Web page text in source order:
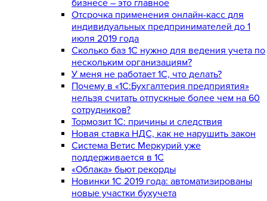
бизнесе – это главное
Отсрочка применения онлайн-касс для
индивидуальных предпринимателей до 1
июля 2019 года
Сколько баз 1C нужно для ведения учета по
нескольким организациям?
У меня не работает 1С, что делать?
Почему в «1С:Бухгалтерия предприятия»
нельзя считать отпускные более чем на 60
сотрудников?
Тормозит 1C: причины и следствия
Новая ставка НДС, как не нарушить закон
Система Ветис Меркурий уже
поддерживается в 1С
«Облака» бьют рекорды
Новинки 1С 2019 года: автоматизированы
новые участки бухучета